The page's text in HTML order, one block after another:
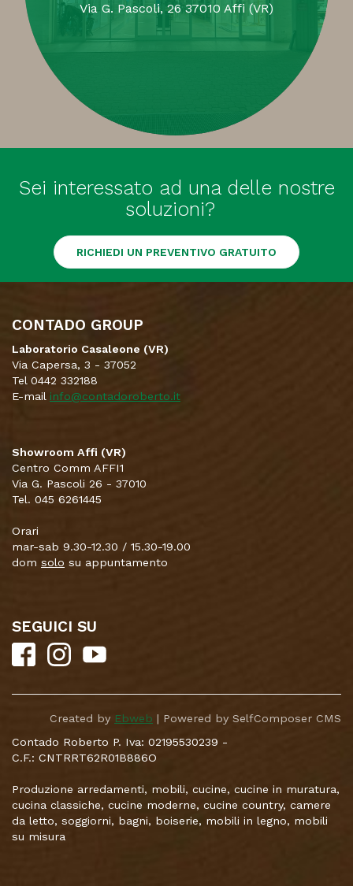
Via G. Pascoli, 26 37010 Affi (VR)
Sei interessato ad una delle nostre
soluzioni?
RICHIEDI UN PREVENTIVO GRATUITO
CONTADO GROUP
Laboratorio Casaleone (VR)
Via Capersa, 3 - 37052
Tel 0442 332188
E-mail info@contadoroberto.it
Showroom Affi (VR)
Centro Comm AFFI1
Via G. Pascoli 26 - 37010
Tel. 045 6261445
Orari
mar-sab 9.30-12.30 / 15.30-19.00
dom solo su appuntamento
SEGUICI SU
Created by Ebweb | Powered by SelfComposer CMS
Contado Roberto P. Iva: 02195530239 -
C.F.: CNTRRT62R01B886O
Produzione arredamenti, mobili, cucine, cucine in muratura,
cucina classiche, cucine moderne, cucine country, camere
da letto, soggiorni, bagni, boiserie, mobili in legno, mobili
su misura